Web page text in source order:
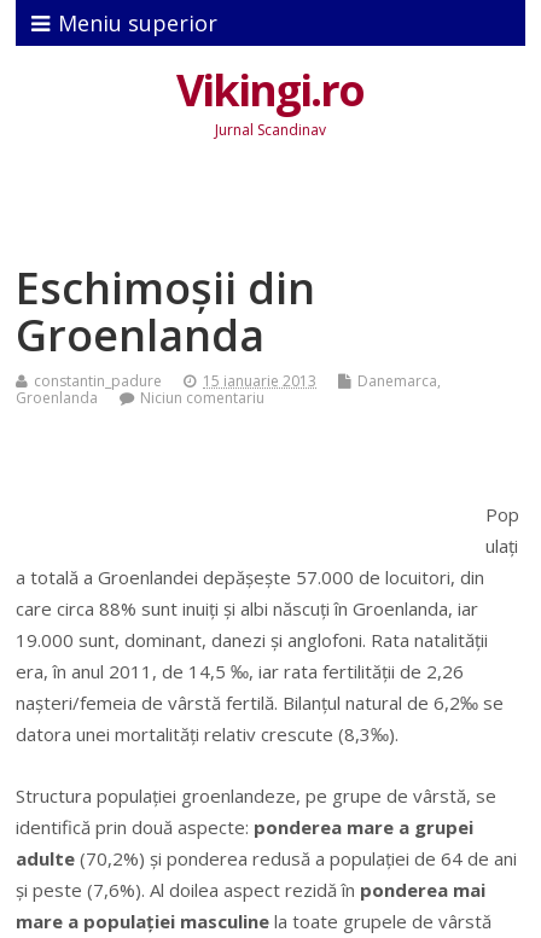
Meniu superior
Vikingi.ro
Jurnal Scandinav
Eschimoșii din
Groenlanda
constantin_padure 15 ianuarie 2013 Danemarca,
Groenlanda
Niciun comentariu
Pop
ulaţi
a totală a Groenlandei depăşeşte 57.000 de locuitori, din
care circa 88% sunt inuiţi şi albi născuţi în Groenlanda, iar
19.000 sunt, dominant, danezi şi anglofoni. Rata natalităţii
era, în anul 2011, de 14,5 ‰, iar rata fertilităţii de 2,26
naşteri/femeia de vârstă fertilă. Bilanţul natural de 6,2‰ se
datora unei mortalităţi relativ crescute (8,3‰).
Structura populaţiei groenlandeze, pe grupe de vârstă, se
identifică prin două aspecte: ponderea mare a grupei
adulte (70,2%) şi ponderea redusă apopulaţiei de 64 de ani
şi peste (7,6%). Al doilea aspect rezidă în ponderea mai
mare a populaţiei masculine la toate grupele de vârstă